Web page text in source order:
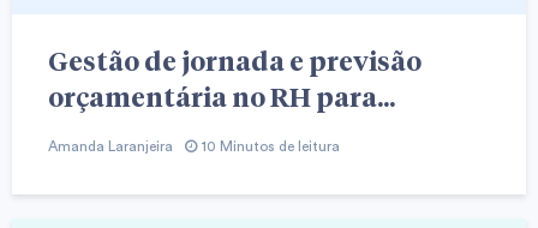
Gestão de jornada e previsão
orçamentária no RH para...
Amanda Laranjeira 10 Minutos de leitura